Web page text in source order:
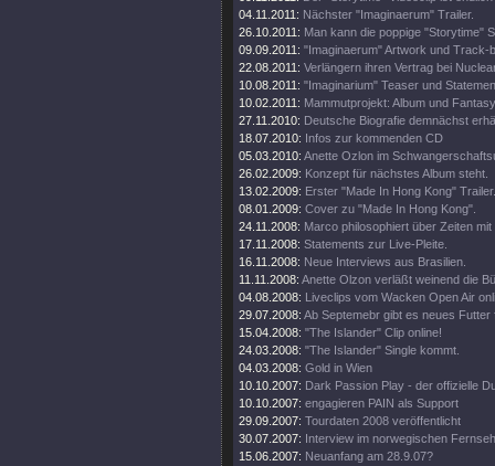
04.11.2011: Nächster "Imaginaerum" Trailer.
26.10.2011: Man kann die poppige "Storytime"
09.09.2011: "Imaginaerum" Artwork und Track-
22.08.2011: Verlängern ihren Vertrag bei
10.08.2011: "Imaginarium" Teaser und
10.02.2011: Mammutprojekt: Album und
27.11.2010: Deutsche Biografie demnächst
18.07.2010: Infos zur kommenden CD
05.03.2010: Anette Ozlon im
26.02.2009: Konzept für nächstes Album steht.
13.02.2009: Erster "Made In Hong Kong" Trailer.
08.01.2009: Cover zu "Made In Hong Kong".
24.11.2008: Marco philosophiert über Zeiten mit
17.11.2008: Statements zur Live-Pleite.
16.11.2008: Neue Interviews aus Brasilien.
11.11.2008: Anette Olzon verläßt weinend die
04.08.2008: Liveclips vom Wacken Open Air
29.07.2008: Ab Septemebr gibt es neues Futter
15.04.2008: "The Islander" Clip online!
24.03.2008: "The Islander" Single kommt.
04.03.2008: Gold in Wien
10.10.2007: Dark Passion Play - der offizielle
10.10.2007: engagieren PAIN als Support
29.09.2007: Tourdaten 2008 veröffentlicht
30.07.2007: Interview im norwegischen
15.06.2007: Neuanfang am 28.9.07?